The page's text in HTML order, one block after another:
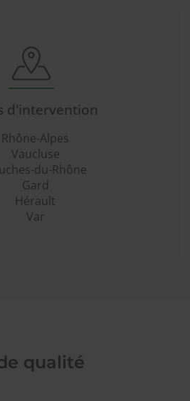
d'intervention
Rhône-Alpes
Vaucluse
du-Rhône
Gard
Hérault
Var
qualité